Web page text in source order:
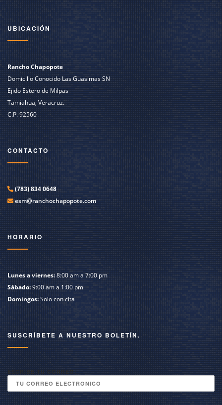
UBICACIÓN
Rancho Chapopote
Domicilio Conocido Las Guasimas SN
Ejido Estero de Milpas
Tamiahua, Veracruz.
C.P. 92560
CONTACTO
(783) 834 0648
esm@ranchochapopote.com
HORARIO
Lunes a viernes:8:00 am a 7:00 pm
Sábado:9:00 am a 1:00 pm
Domingos:Solo con cita
SUSCRÍBETE A NUESTRO BOLETÍN.
ESCRIBE TU CORREO: